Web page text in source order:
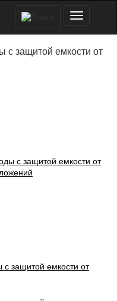
с защитой емкости от